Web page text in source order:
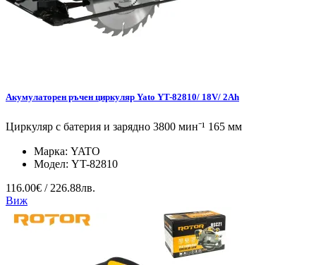
Акумулаторен ръчен циркуляр Yato YT-82810/ 18V/ 2Ah
Циркуляр с батерия и зарядно 3800 мин⁻¹ 165 мм
Марка: YATO
Модел: YT-82810
116.00€ / 226.88лв.
Виж